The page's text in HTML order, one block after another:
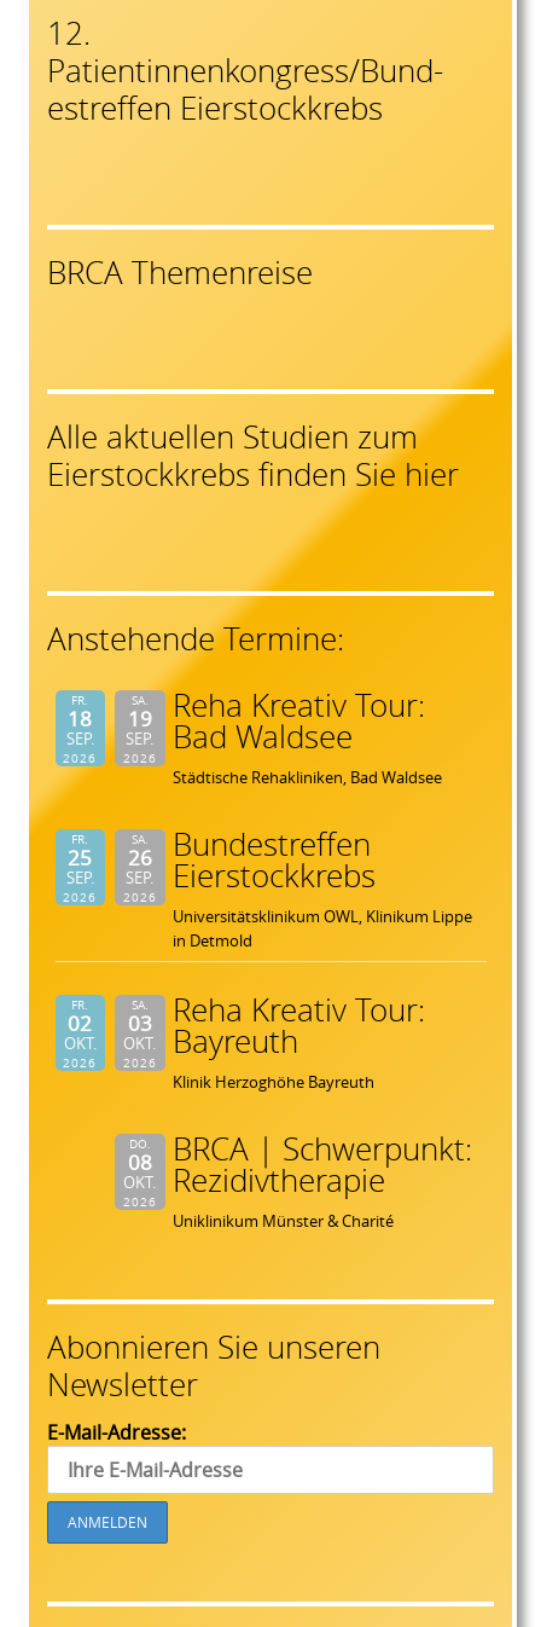
12.
Patientinnenkongress/Bund-
estreffen Eierstockkrebs
BRCA Themenreise
Alle aktuellen Studien zum
Eierstockkrebs finden Sie hier
Anstehende Termine:
FR.
18
SEP.
2026
SA.
19
SEP.
2026
Reha Kreativ Tour:
Bad Waldsee
Städtische Rehakliniken, Bad Waldsee
FR.
25
SEP.
2026
SA.
26
SEP.
2026
Bundestreffen
Eierstockkrebs
Universitätsklinikum OWL, Klinikum Lippe
in Detmold
FR.
02
OKT.
2026
SA.
03
OKT.
2026
Reha Kreativ Tour:
Bayreuth
Klinik Herzoghöhe Bayreuth
DO.
08
OKT.
2026
BRCA | Schwerpunkt:
Rezidivtherapie
Uniklinikum Münster & Charité
Abonnieren Sie unseren
Newsletter
E-Mail-Adresse: